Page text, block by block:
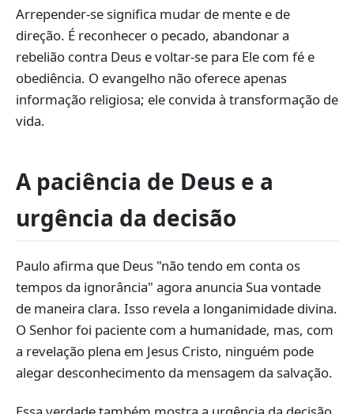
Arrepender-se significa mudar de mente e de
direção. É reconhecer o pecado, abandonar a
rebelião contra Deus e voltar-se para Ele com fé e
obediência. O evangelho não oferece apenas
informação religiosa; ele convida à transformação de
vida.
A paciência de Deus e a
urgência da decisão
Paulo afirma que Deus "não tendo em conta os
tempos da ignorância" agora anuncia Sua vontade
de maneira clara. Isso revela a longanimidade divina.
O Senhor foi paciente com a humanidade, mas, com
a revelação plena em Jesus Cristo, ninguém pode
alegar desconhecimento da mensagem da salvação.